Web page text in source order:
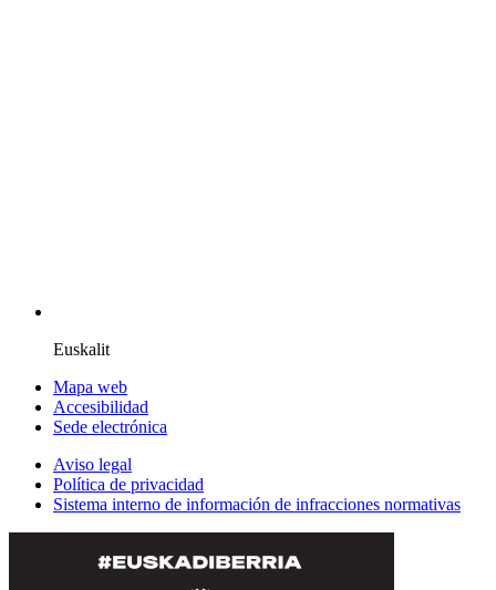
Euskalit
Mapa web
Accesibilidad
Sede electrónica
Aviso legal
Política de privacidad
Sistema interno de información de infracciones normativas